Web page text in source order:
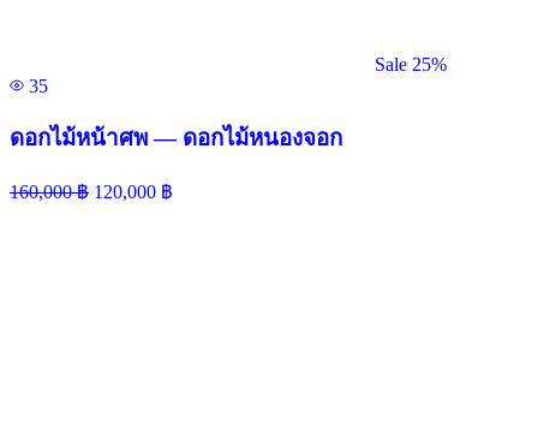
Sale 25%
35
ดอกไม้หน้าศพ — ดอกไม้หนองจอก
160,000฿ 120,000 ฿